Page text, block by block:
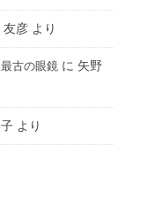
友彦 より
古の眼鏡 に 矢野
より